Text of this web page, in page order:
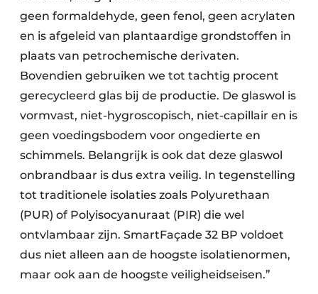
geen formaldehyde, geen fenol, geen acrylaten
en is afgeleid van plantaardige grondstoffen in
plaats van petrochemische derivaten.
Bovendien gebruiken we tot tachtig procent
gerecycleerd glas bij de productie. De glaswol is
vormvast, niet-hygroscopisch, niet-capillair en is
geen voedingsbodem voor ongedierte en
schimmels. Belangrijk is ook dat deze glaswol
onbrandbaar is dus extra veilig. In tegenstelling
tot traditionele isolaties zoals Polyurethaan
(PUR) of Polyisocyanuraat (PIR) die wel
ontvlambaar zijn. SmartFaçade 32 BP voldoet
dus niet alleen aan de hoogste isolatienormen,
maar ook aan de hoogste veiligheidseisen.”